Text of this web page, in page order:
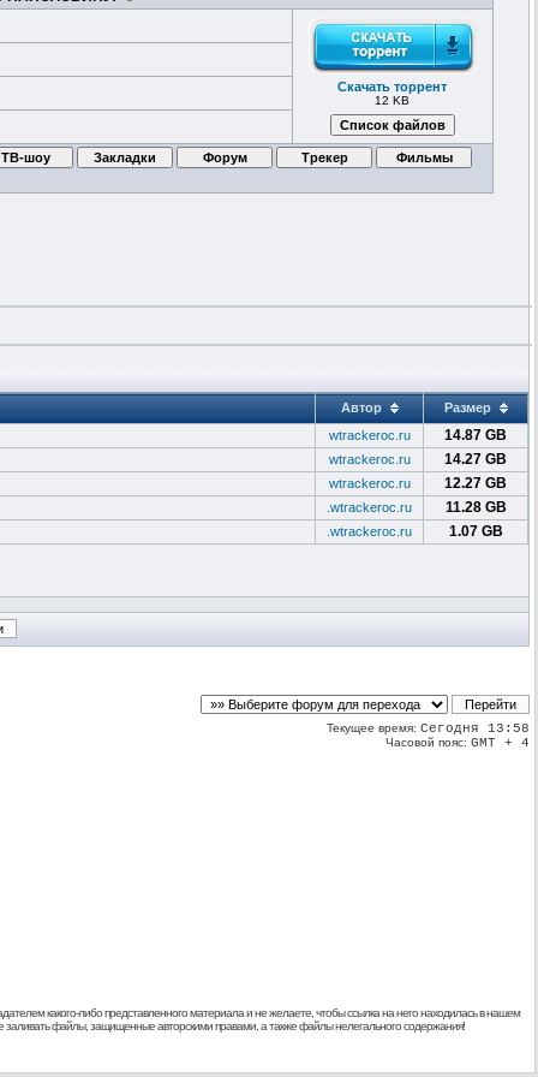
Скачать торрент
12 KB
Автор
Размер
wtrackeroc.ru 14.87 GB
wtrackeroc.ru 14.27 GB
wtrackeroc.ru 12.27 GB
.wtrackeroc.ru 11.28 GB
.wtrackeroc.ru 1.07 GB
Текущее время: Сегодня 13:58
Часовой пояс: GMT + 4
какого-либо представленного материала и не желаете, чтобы ссылка на него находилась в нашем
заливать файлы, защищенные авторскими правами, а также файлы нелегального содержания!